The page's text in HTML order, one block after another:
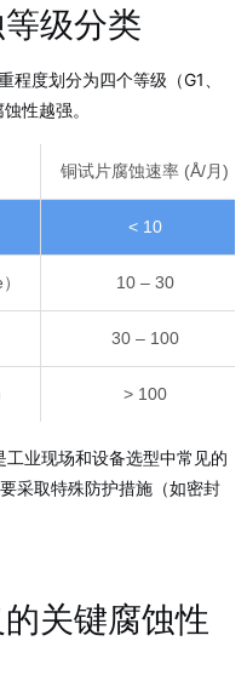
级分类
度划分为四个等级（G1、
性越强。
铜试片腐蚀速率 (Å/月)
< 10
10 – 30
30 – 100
> 100
工业现场和设备选型中常见的
采取特殊防护措施（如密封
关键腐蚀性